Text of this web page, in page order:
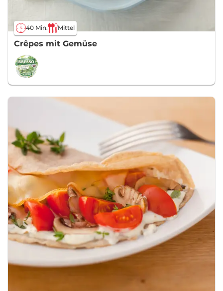
40 Min. Mittel
Crêpes mit Gemüse